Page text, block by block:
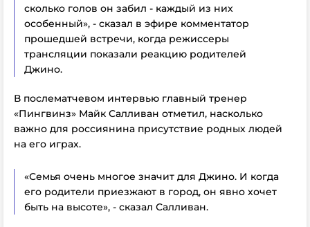
сколько голов он забил - каждый из них
особенный», - сказал в эфире комментатор
прошедшей встречи, когда режиссеры
трансляции показали реакцию родителей
Джино.
В послематчевом интервью главный тренер
«Пингвинз» Майк Салливан отметил, насколько
важно для россиянина присутствие родных людей
на его играх.
«Семья очень многое значит для Джино. И когда
его родители приезжают в город, он явно хочет
быть на высоте», - сказал Салливан.